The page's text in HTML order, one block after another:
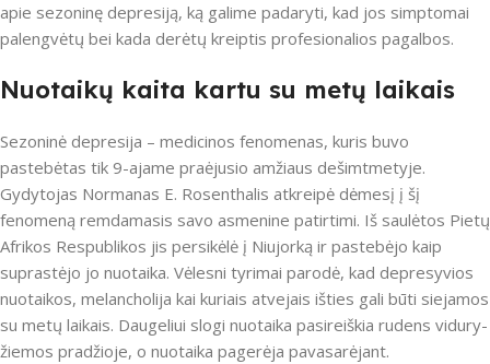
apie sezoninę depresiją, ką galime padaryti, kad jos simptomai
palengvėtų bei kada derėtų kreiptis profesionalios pagalbos.
Nuotaikų kaita kartu su metų laikais
Sezoninė depresija – medicinos fenomenas, kuris buvo
pastebėtas tik 9-ajame praėjusio amžiaus dešimtmetyje.
Gydytojas Normanas E. Rosenthalis atkreipė dėmesį į šį
fenomeną remdamasis savo asmenine patirtimi. Iš saulėtos Pietų
Afrikos Respublikos jis persikėlė į Niujorką ir pastebėjo kaip
suprastėjo jo nuotaika. Vėlesni tyrimai parodė, kad depresyvios
nuotaikos, melancholija kai kuriais atvejais išties gali būti siejamos
su metų laikais. Daugeliui slogi nuotaika pasireiškia rudens vidury-
žiemos pradžioje, o nuotaika pagerėja pavasarėjant.